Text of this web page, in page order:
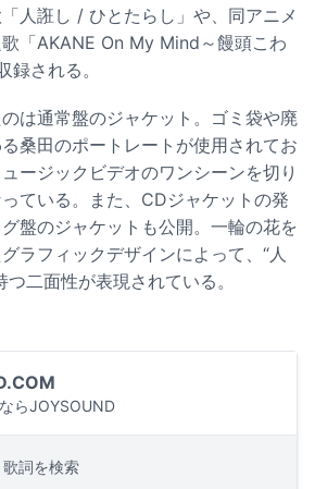
人誑し / ひとたらし」や、同アニメ
「AKANE On My Mind～饅頭こわ
録される。
は通常盤のジャケット。ゴミ袋や廃
桑田のポートレートが使用されてお
ージックビデオのワンシーンを切り
ている。また、CDジャケットの発
盤のジャケットも公開。一輪の花を
ラフィックデザインによって、“人
二面性が表現されている。
らJOYSOUND
詞を検索